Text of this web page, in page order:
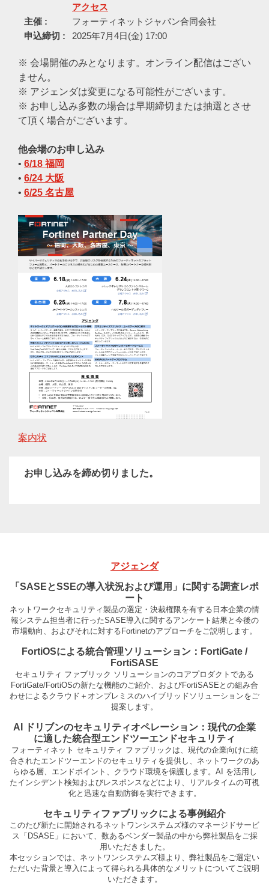
アクセス
主催 :
フォーティネットジャパン合同会社
申込締切 :
2025年7月4日(金) 17:00
※ 会場開催のみとなります。オンライン配信はござい
ません。
※ アジェンダは変更になる可能性がございます。
※ お申し込み多数の場合は早期締切または抽選とさせ
て頂く場合がございます。
他会場のお申し込み
• 6/18 福岡
• 6/24 大阪
• 6/25 名古屋
案内状
お申し込みを締め切りました。
アジェンダ
「SASEとSSEの導入状況および運用」に関する調査レポ
ート
ネットワークセキュリティ製品の選定・決裁権限を有する日本企業の情
報システム担当者に行ったSASE導入に関するアンケート結果と今後の
市場動向、およびそれに対するFortinetのアプローチをご説明します。
FortiOSによる統合管理ソリューション：FortiGate /
FortiSASE
セキュリティ ファブリック ソリューションのコアプロダクトである
FortiGate/FortiOSの新たな機能のご紹介、およびFortiSASEとの組み合
わせによるクラウド＋オンプレミスのハイブリッドソリューションをご
提案します。
AI ドリブンのセキュリティオペレーション：現代の企業
に適した統合型エンドツーエンドセキュリティ
フォーティネット セキュリティ ファブリックは、現代の企業向けに統
合されたエンドツーエンドのセキュリティを提供し、ネットワークのあ
らゆる層、エンドポイント、クラウド環境を保護します。AI を活用し
たインシデント検知およびレスポンスなどにより、リアルタイムの可視
化と迅速な自動防御を実行できます。
セキュリティファブリックによる事例紹介
このたび新たに開始されるネットワンシステムズ様のマネージドサービ
ス「DSASE」において、数あるベンダー製品の中から弊社製品をご採
用いただきました。
本セッションでは、ネットワンシステムズ様より、弊社製品をご選定い
ただいた背景と導入によって得られる具体的なメリットについてご説明
いただきます。